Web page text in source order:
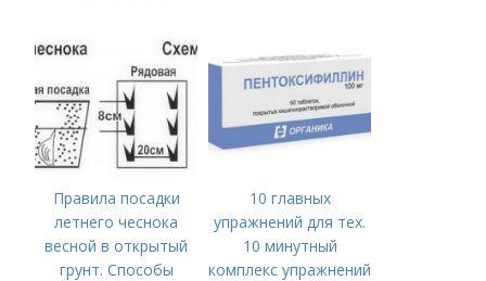
Правила посадки
летнего чеснока
весной в открытый
грунт. Способы
10 главных
упражнений для тех.
10 минутный
комплекс упражнений